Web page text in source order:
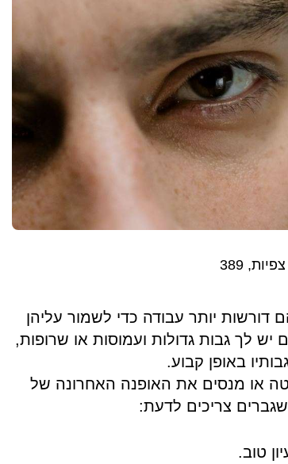
צפיות, 389
יותר עבודה כדי לשמור עליהן
לך גבות גדולות ועמוסות או שרופות,
באופן קבוע.
או מנסים את האופנה האחרונה של
צריכים לדעת: